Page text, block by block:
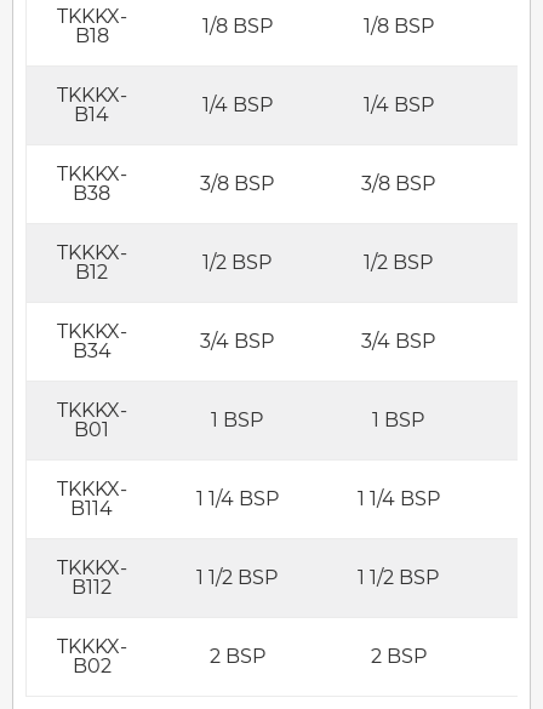
TKKKX-
B18
1/8 BSP 1/8 BSP
TKKKX-
B14
1/4 BSP 1/4 BSP
TKKKX-
B38
3/8 BSP 3/8 BSP
TKKKX-
B12
1/2 BSP 1/2 BSP
TKKKX-
B34
3/4 BSP 3/4 BSP
TKKKX-
B01
1 BSP 1 BSP
TKKKX-
B114
1 1/4 BSP 1 1/4 BSP
TKKKX-
B112
1 1/2 BSP 1 1/2 BSP
TKKKX-
B02
2 BSP 2 BSP